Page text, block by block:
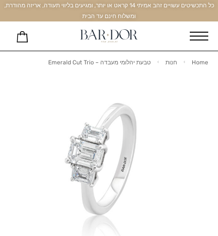
כל התכשיטים עשויים זהב אמיתי 14 קראט או יותר, ומגיעים בליווי תעודה, אריזה מהודרת,
ומשלוח חינם עד הבית
Home חנות טבעת יהלומי מעבדה – Emerald Cut Trio